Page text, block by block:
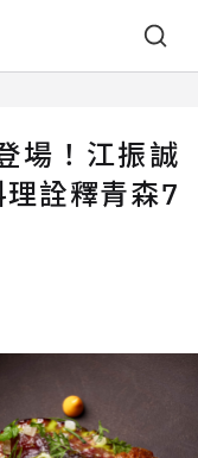
場！江振誠
詮釋青森7